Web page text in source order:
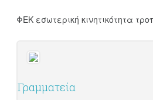
ΦΕΚ εσωτερική κινητικότητα
Γραμματεία